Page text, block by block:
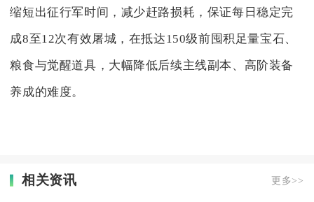
缩短出征行军时间，减少赶路损耗，保证每日稳定完
成8至12次有效屠城，在抵达150级前囤积足量宝石、
粮食与觉醒道具，大幅降低后续主线副本、高阶装备
养成的难度。
相关资讯 更多>>